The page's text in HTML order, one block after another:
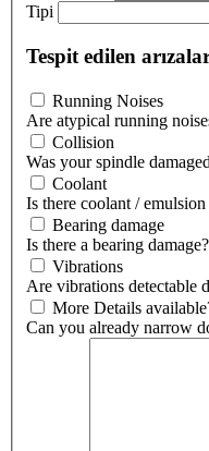
Tipi
Tespit edilen
Running Noises
Are atypical running
Collision
Was your spindle
Coolant
Is there coolant /
Bearing damage
Is there a bearing damage?
Vibrations
Are vibrations detectable
More Details
Can you already narrow